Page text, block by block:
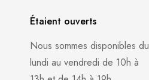
Étaient ouverts
Nous sommes disponibles du
lundi au vendredi de 10h à